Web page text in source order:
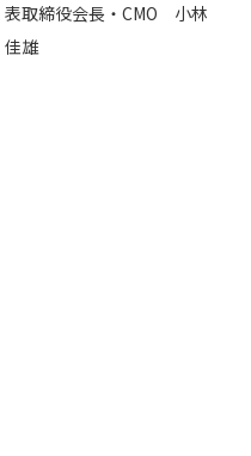
表取締役会長・CMO 小林
佳雄